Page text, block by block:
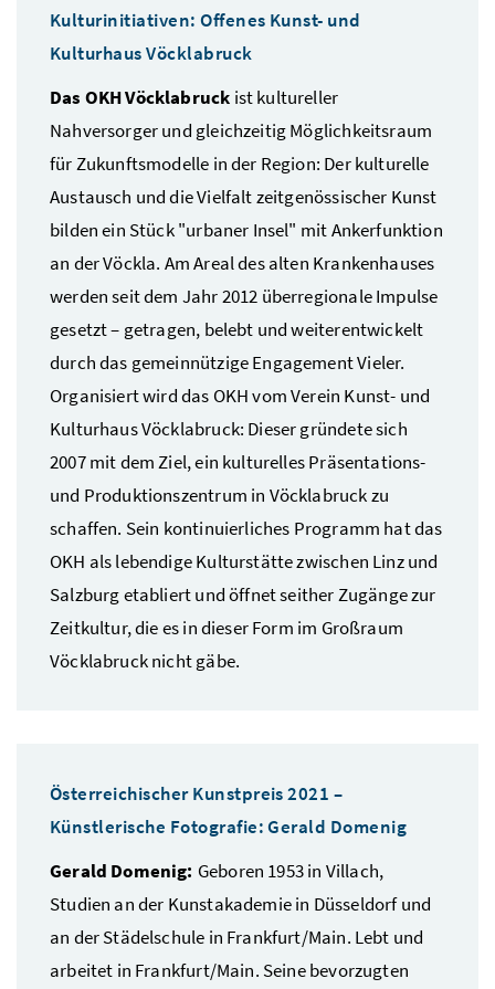
Kulturinitiativen: Offenes Kunst- und
Kulturhaus Vöcklabruck
Das OKH Vöcklabruck ist kultureller
Nahversorger und gleichzeitig Möglichkeitsraum
für Zukunftsmodelle in der Region: Der kulturelle
Austausch und die Vielfalt zeitgenössischer Kunst
bilden ein Stück "urbaner Insel" mit Ankerfunktion
an der Vöckla. Am Areal des alten Krankenhauses
werden seit dem Jahr 2012 überregionale Impulse
gesetzt – getragen, belebt und weiterentwickelt
durch das gemeinnützige Engagement Vieler.
Organisiert wird das OKH vom Verein Kunst- und
Kulturhaus Vöcklabruck: Dieser gründete sich
2007 mit dem Ziel, ein kulturelles Präsentations-
und Produktionszentrum in Vöcklabruck zu
schaffen. Sein kontinuierliches Programm hat das
OKH als lebendige Kulturstätte zwischen Linz und
Salzburg etabliert und öffnet seither Zugänge zur
Zeitkultur, die es in dieser Form im Großraum
Vöcklabruck nicht gäbe.
Österreichischer Kunstpreis 2021 –
Künstlerische Fotografie: Gerald Domenig
Gerald Domenig: Geboren 1953 in Villach,
Studien an der Kunstakademie in Düsseldorf und
an der Städelschule in Frankfurt/Main. Lebt und
arbeitet in Frankfurt/Main. Seine bevorzugten